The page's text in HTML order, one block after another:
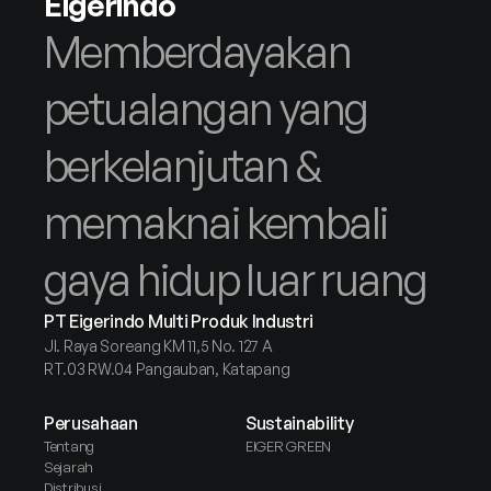
Memberdayakan
petualangan yang
berkelanjutan &
memaknai kembali
gaya hidup luar ruang
PT Eigerindo Multi Produk Industri
Jl. Raya Soreang KM 11,5 No. 127 A
RT.03 RW.04 Pangauban, Katapang
Sustainability
EIGER GREEN
Perusahaan
Tentang
Sejarah